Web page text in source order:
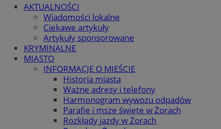
AKTUALNOŚCI
Wiadomości lokalne
Ciekawe artykuły
Artykuły sponsorowane
KRYMINALNE
MIASTO
INFORMACJE O MIEŚCIE
Historia miasta
Ważne adresy i telefony
Harmonogram wywozu odpadów
Parafie i msze święte w Żorach
Rozkłady jazdy w Żorach